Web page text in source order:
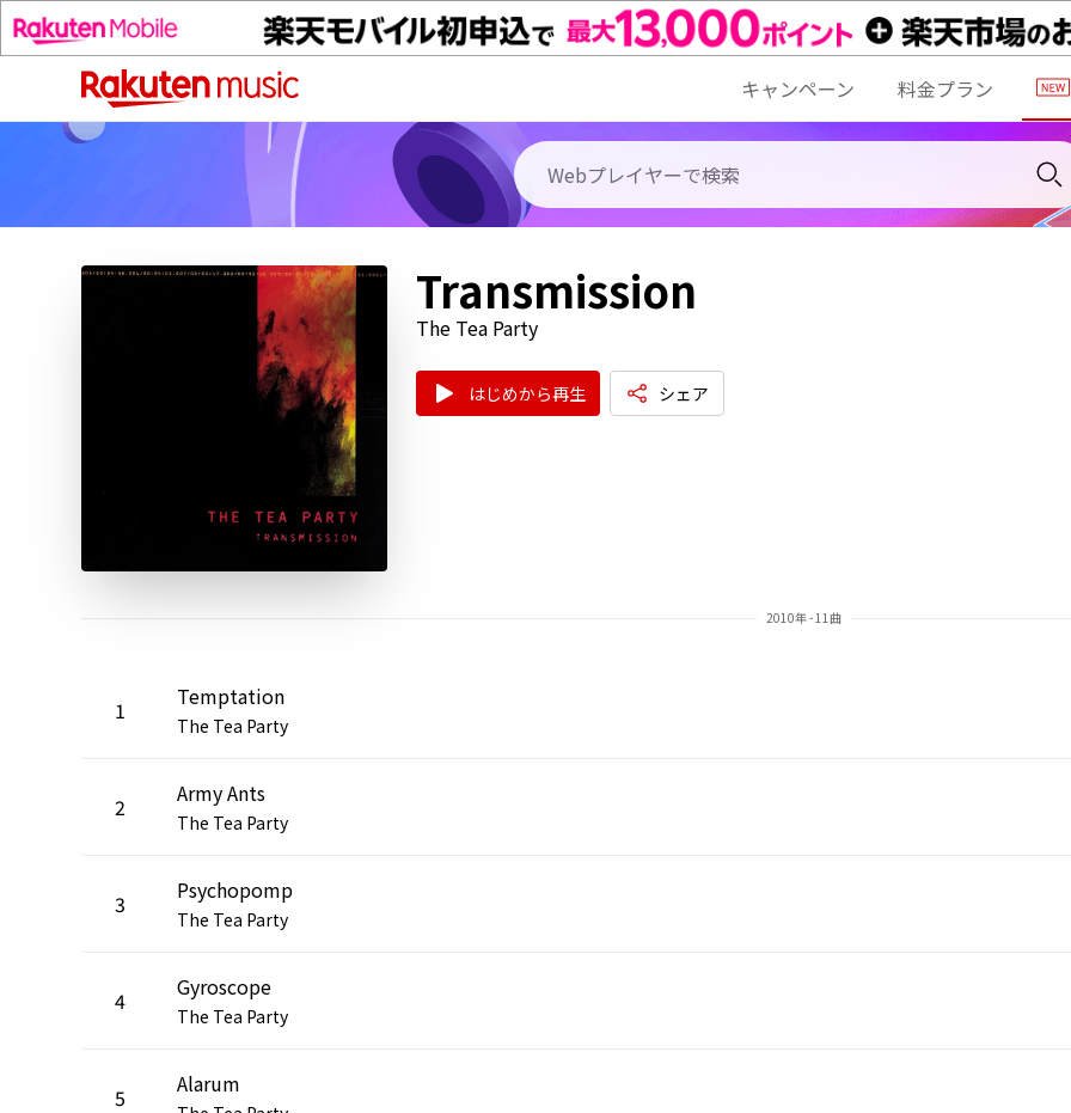
キャンペーン 料金プラン
Transmission
The Tea Party
はじめから再生 シェア
2010年 - 11曲
1 Temptation
The Tea Party
2 Army Ants
The Tea Party
3 Psychopomp
The Tea Party
4 Gyroscope
The Tea Party
5 Alarum